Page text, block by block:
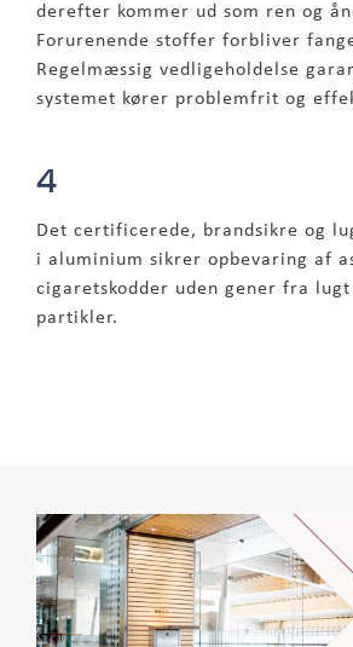
derefter kommer ud som ren og
Forurenende stoffer forbliver
Regelmæssig vedligeholdelse
systemet kører problemfrit og
4
Det certificerede, brandsikre og
i aluminium sikrer opbevaring af
cigaretskodder uden gener fra
partikler.